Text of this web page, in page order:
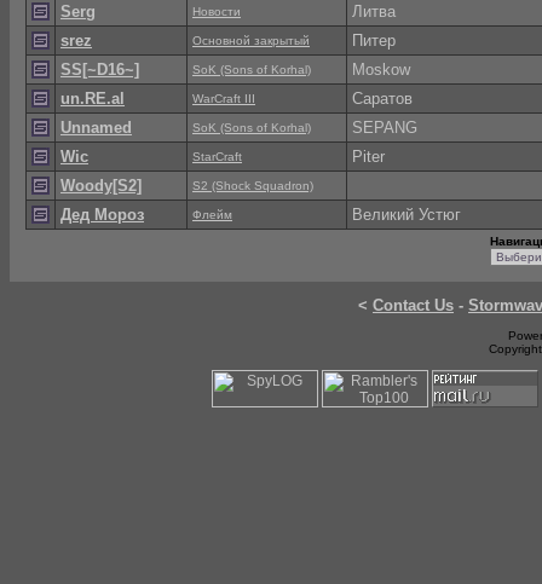
Serg Новости
Литва
srez
Основной закрытый
Питер
SS[~D16~]
SoK (Sons of Korhal)
Moskow
un.RE.al
WarCraft III
Саратов
Unnamed
SoK (Sons of Korhal)
SEPANG
Wic
StarCraft
Piter
Woody[S2]
S2 (Shock Squadron)
Дед Мороз Флейм Великий Устюг
< Contact Us -